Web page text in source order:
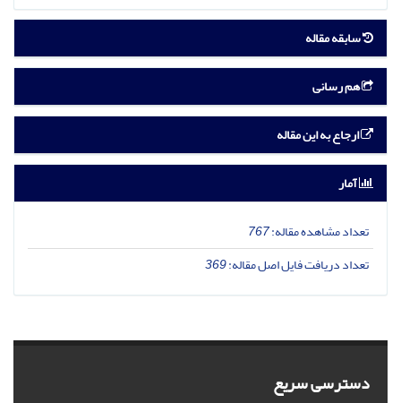
سابقه مقاله
هم رسانی
ارجاع به این مقاله
آمار
تعداد مشاهده مقاله:767
تعداد دریافت فایل اصل مقاله:369
دسترسی سریع